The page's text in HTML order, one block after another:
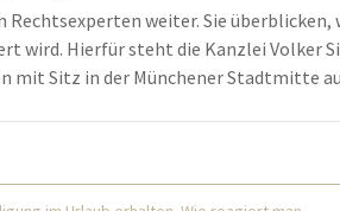
Rechtsexperten weiter. Sie
wird. Hierfür steht die Kanzlei Volker
mit Sitz in der Münchener Stadtmitte